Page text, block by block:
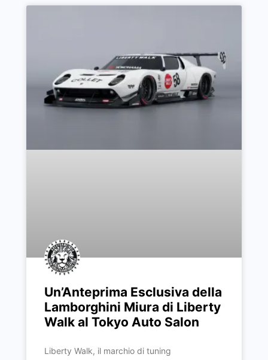
Un’Anteprima Esclusiva della
Lamborghini Miura di Liberty
Walk al Tokyo Auto Salon
Liberty Walk, il marchio di tuning